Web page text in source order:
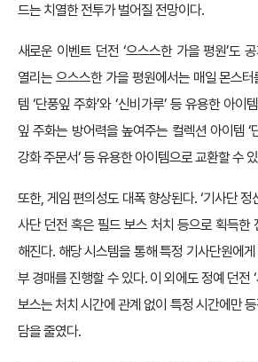
드는 치열한 전투가 벌어질 전망이다.
새로운 이벤트 던전 ‘으스스한 가을 평원’도
열리는 으스스한 가을 평원에서는 매일 몬스터
템 ‘단풍잎 주화’와 ‘신비가루’ 등 유용한 아이
잎 주화는 방어력을 높여주는 컬렉션 아이템 ‘
강화 주문서’ 등 유용한 아이템으로 교환할 수
또한, 게임 편의성도 대폭 향상된다. ‘기사단 정
사단 던전 혹은 필드 보스 처치 등으로 획득한
해진다. 해당 시스템을 통해 특정 기사단원에
부 경매를 진행할 수 있다. 이 외에도 정예 던전
보스는 처치 시간에 관계 없이 특정 시간에만
담을 줄였다.